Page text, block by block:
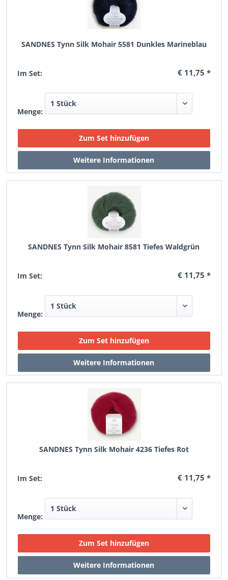
SANDNES Tynn Silk Mohair 5581 Dunkles Marineblau
Im Set: € 11,75 *
Menge:
SANDNES Tynn Silk Mohair 8581 Tiefes Waldgrün
Im Set: € 11,75 *
Menge:
SANDNES Tynn Silk Mohair 4236 Tiefes Rot
Im Set: € 11,75 *
Menge: